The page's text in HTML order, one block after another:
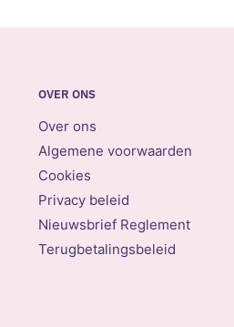
OVER ONS
Over ons
Algemene voorwaarden
Cookies
Privacy beleid
Nieuwsbrief Reglement
Terugbetalingsbeleid